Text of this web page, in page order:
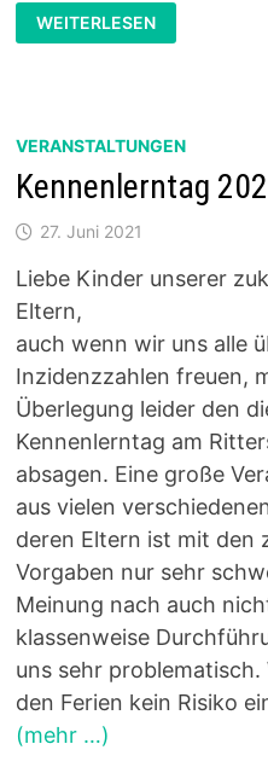
PARTNERSCHAFT
MIT
JUNTOS:
WEITERLESEN
VERANSTALTUNGEN
Kennenlerntag
27. Juni 2021
Liebe Kinder unserer
Eltern,
auch wenn wir uns alle
Inzidenzzahlen freuen,
Überlegung leider den
Kennenlerntag am
absagen. Eine große
aus vielen
deren Eltern ist mit den
Vorgaben nur sehr
Meinung nach auch
klassenweise
uns sehr
den Ferien kein Risiko
(mehr …)